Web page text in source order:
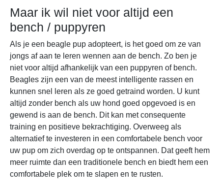
Maar ik wil niet voor altijd een
bench / puppyren
Als je een beagle pup adopteert, is het goed om ze van
jongs af aan te leren wennen aan de bench. Zo ben je
niet voor altijd afhankelijk van een puppyren of bench.
Beagles zijn een van de meest intelligente rassen en
kunnen snel leren als ze goed getraind worden. U kunt
altijd zonder bench als uw hond goed opgevoed is en
gewend is aan de bench. Dit kan met consequente
training en positieve bekrachtiging. Overweeg als
alternatief te investeren in een comfortabele bench voor
uw pup om zich overdag op te ontspannen. Dat geeft hem
meer ruimte dan een traditionele bench en biedt hem een
comfortabele plek om te slapen en te rusten.